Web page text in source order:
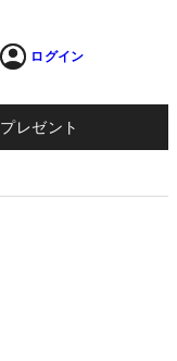
ログイン
プレゼント